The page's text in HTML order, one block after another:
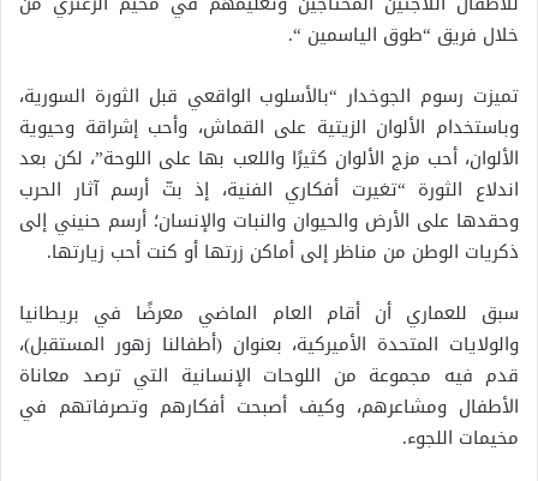
خلال فريق “طوق الياسمين “.
تميزت رسوم الجوخدار “بالأسلوب الواقعي قبل الثورة السورية،
وباستخدام الألوان الزيتية على القماش، وأحب إشراقة وحيوية
الألوان، أحب مزج الألوان كثيرًا واللعب بها على اللوحة”، لكن بعد
اندلاع الثورة “تغيرت أفكاري الفنية، إذ بتّ أرسم آثار الحرب
وحقدها على الأرض والحيوان والنبات والإنسان؛ أرسم حنيني إلى
ذكريات الوطن من مناظر إلى أماكن زرتها أو كنت أحب زيارتها.
سبق للعماري أن أقام العام الماضي معرضًا في بريطانيا
والولايات المتحدة الأميركية، بعنوان (أطفالنا زهور المستقبل)،
قدم فيه مجموعة من اللوحات الإنسانية التي ترصد معاناة
الأطفال ومشاعرهم، وكيف أصبحت أفكارهم وتصرفاتهم في
مخيمات اللجوء.